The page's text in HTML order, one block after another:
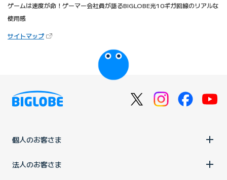
ゲームは速度が命！ゲーマー会社員が語るBIGLOBE光10ギガ回線のリアルな
使用感
サイトマップ（新しいタブで開きます）
個人のお客さま
法人のお客さま